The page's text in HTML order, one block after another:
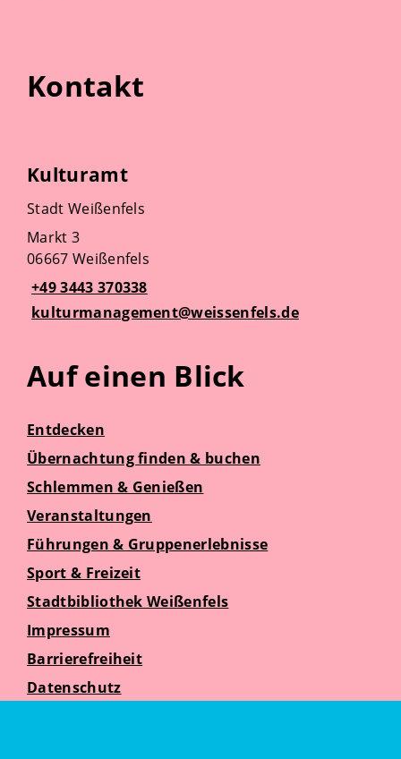
Kontakt
Kulturamt
Stadt Weißenfels
Markt 3
06667 Weißenfels
+49 3443 370338
kulturmanagement@weissenfels.de
Auf einen Blick
Entdecken
Übernachtung finden & buchen
Schlemmen & Genießen
Veranstaltungen
Führungen & Gruppenerlebnisse
Sport & Freizeit
Stadtbibliothek Weißenfels
Impressum
Barrierefreiheit
Datenschutz